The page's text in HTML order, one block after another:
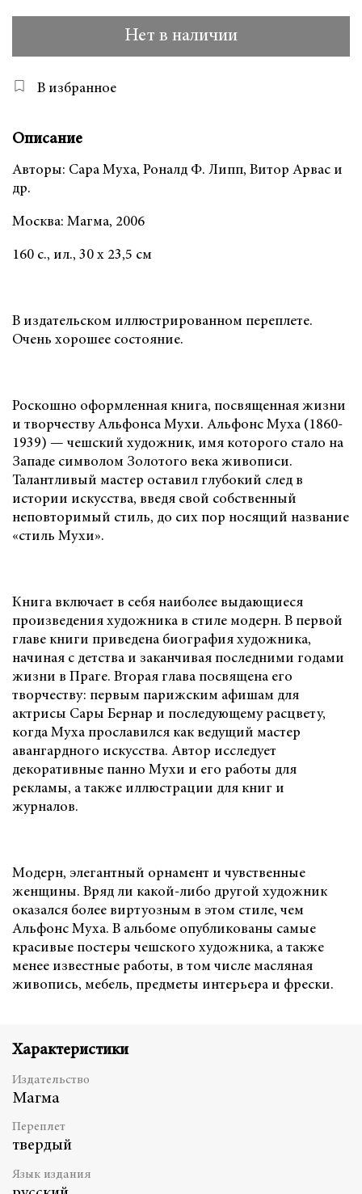
Нет в наличии
В избранное
Описание
Авторы: Сара Муха, Роналд Ф. Липп, Витор Арвас и
др.
Москва: Магма, 2006
160 с., ил., 30 х 23,5 см
В издательском иллюстрированном переплете.
Очень хорошее состояние.
Роскошно оформленная книга, посвященная жизни
и творчеству Альфонса Мухи. Альфонс Муха (1860-
1939) — чешский художник, имя которого стало на
Западе символом Золотого века живописи.
Талантливый мастер оставил глубокий след в
истории искусства, введя свой собственный
неповторимый стиль, до сих пор носящий название
«стиль Мухи».
Книга включает в себя наиболее выдающиеся
произведения художника в стиле модерн. В первой
главе книги приведена биография художника,
начиная с детства и заканчивая последними годами
жизни в Праге. Вторая глава посвящена его
творчеству: первым парижским афишам для
актрисы Сары Бернар и последующему расцвету,
когда Муха прославился как ведущий мастер
авангардного искусства. Автор исследует
декоративные панно Мухи и его работы для
рекламы, а также иллюстрации для книг и
журналов.
Модерн, элегантный орнамент и чувственные
женщины. Вряд ли какой-либо другой художник
оказался более виртуозным в этом стиле, чем
Альфонс Муха. В альбоме опубликованы самые
красивые постеры чешского художника, а также
менее известные работы, в том числе масляная
живопись, мебель, предметы интерьера и фрески.
Характеристики
Издательство
Магма
Переплет
твердый
Язык издания